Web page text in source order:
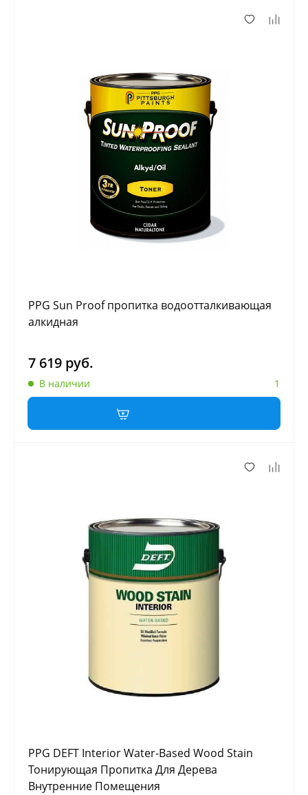
PPG Sun Proof пропитка водоотталкивающая
алкидная
В наличии 1
7 619 руб.
PPG DEFT Interior Water-Based Wood Stain
Тонирующая Пропитка Для Дерева
Внутренние Помещения